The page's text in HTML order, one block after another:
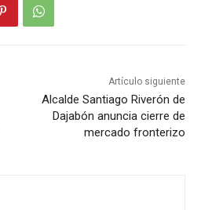
Artículo siguiente
Alcalde Santiago Riverón de
Dajabón anuncia cierre de
mercado fronterizo